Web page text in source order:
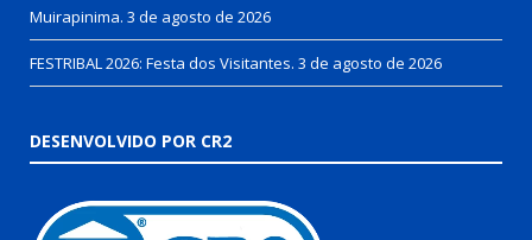
Muirapinima. 3 de agosto de 2026
FESTRIBAL 2026: Festa dos Visitantes. 3 de agosto de 2026
DESENVOLVIDO POR CR2